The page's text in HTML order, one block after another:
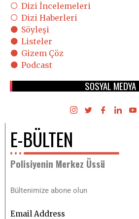
Dizi İncelemeleri
Dizi Haberleri
Söyleşi
Listeler
Gizem Çöz
Podcast
SOSYAL MEDYA
E-BÜLTEN
Polisiyenin Merkez Üssü
Bültenimize abone olun
Email Address